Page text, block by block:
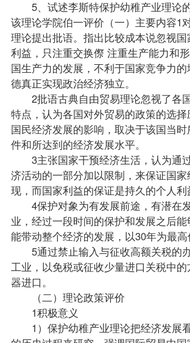
5、试述李斯特保护幼稚产业理论
该理论学院伯一评价（一）主要内容1
理论提出批语。指出比较成本说忽视
利益，只注重交换傺 注重生产能力和
国生产力的发展，不利于国家竞争力
德真正实现政治经济独立。
2批语古典自由贸易理论忽视了各
特点，认为各国对外贸易的政策的选
国民经济发展的影响，取决于该国当
件和所达到的经济发展水平。
3主张国家干预经济生活，认为通
济活动的一部分加以限制，来保证国
现，而国家利益的保证是持久的个人利
4保护对象为有发展前途，有潜在
业，经过一段时间的保护和发展之后
能带动整个经济的发展，以30年为最高
5通过禁止输入与征收高额关税的
工业，以免税或征收少量进口关税中
器进口。
（二）理论政策评价
1积极意义
1）保护幼稚产业理论把经济发展